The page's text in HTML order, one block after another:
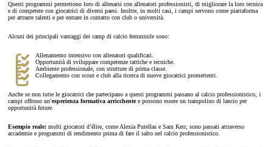
Questi programmi permettono loro di allenarsi con allenatori professionisti, di migliorare la loro tecnica
e di competere con giocatrici di diversi paesi. Inoltre, in molti casi, i campi servono come piattaforma
per attrarre talenti e per entrare in contatto con club o università.
Alcuni dei principali vantaggi dei camp di calcio femminile sono:
Allenamento intensivo con allenatori qualificati.
Opportunità di sviluppare competenze tattiche e tecniche.
Ambiente professionale, con strutture di prima classe.
Collegamento con scout e club alla ricerca di nuove giocatrici promettenti.
Anche se non tutte le giocatrici che partecipano a questi programmi passano al calcio professionistico, i
campi offrono un’esperienza formativa arricchentee possono essere un trampolino di lancio per
opportunità future.
Esempio reale: molti giocatori d’élite, come Alexia Putellas e Sam Kerr, sono passati attraverso
accademie e programmi di rendimento prima di fare il salto nel calcio professionistico.